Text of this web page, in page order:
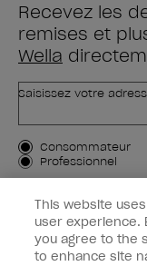
Recevez les
remises et
Wella
Saisissez votre
Type de client
Consommateur
Professionnel
M'INSCRIRE
Informations
This website
user experience.
you agree to the
to enhance site